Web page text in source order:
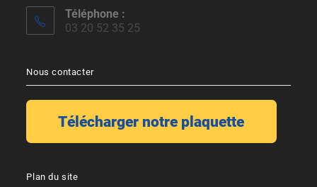
Téléphone :
03 20 52 35 25
Nous contacter
Plan du site